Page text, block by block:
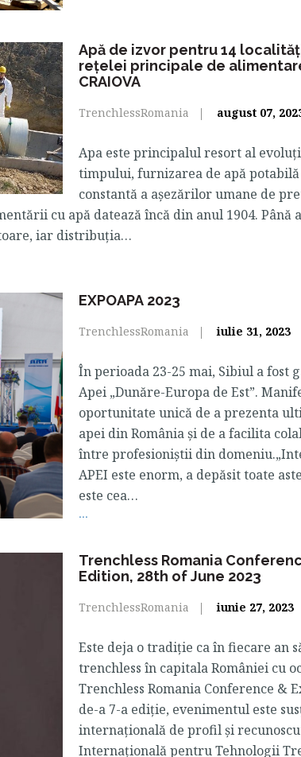
Apă de izvor pentru 14
rețelei principale de
CRAIOVA
TrenchlessRomania august 07,
Apa este principalul resort al
timpului, furnizarea de apă
constantă a așezărilor umane de
cu apă datează încă din anul 1904. Până
iar distribuția…
EXPOAPA 2023
TrenchlessRomania iulie 31, 2023
În perioada 23-25 mai, Sibiul a fost
Apei „Dunăre-Europa de Est”.
oportunitate unică de a prezenta
apei din România și de a facilita
între profesioniștii din
APEI este enorm, a depăsit toate
este cea…
...
Trenchless Romania
Edition, 28th of June 2023
TrenchlessRomania iunie 27, 2023
Este deja o tradiție ca în fiecare an
trenchless în capitala României cu
Trenchless Romania Conference &
de-a 7-a ediție, evenimentul este
internațională de profil și
Internațională pentru Tehnologii